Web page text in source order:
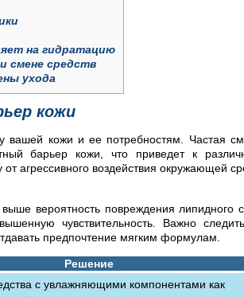
на гидратацию
смене средств
ухода
кожи
вашей кожи и ее потребностям. Частая
барьер кожи, что приведет к
агрессивного воздействия окружающей
вероятность повреждения липидного
чувствительность. Важно
предпочтение мягким формулам.
Решение
с увлажняющими компонентами как